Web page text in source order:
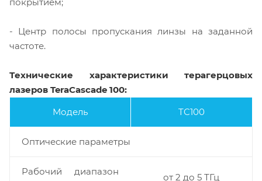
- Центр полосы пропускания линзы на заданной
частоте.
Технические характеристики терагерцовых
лазеров TeraCascade 100:
Модель
TC100
Оптические параметры
Рабочий диапазон
от 2 до 5 ТГц